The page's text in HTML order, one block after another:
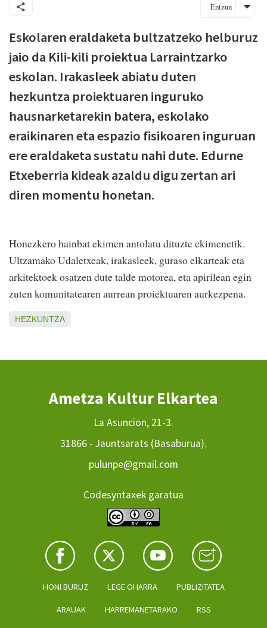
Entzun
Eskolaren eraldaketa bultzatzeko helburuz
jaio da Kili-kili proiektua Larraintzarko
eskolan. Irakasleek abiatu duten
hezkuntza proiektuaren inguruko
hausnarketarekin batera, eskolako
eraikinaren eta espazio fisikoaren inguruan
ere eraldaketa sustatu nahi dute. Edurne
Etxeberria kideak azaldu digu zertan ari
diren momentu honetan.
Honezkero hainbat ekimen antolatu dituzte ekimenetik.
Ultzamako Udaletxeak, irakasleek, guraso elkarteak eta
arkitektoek osatzen dute talde motorea, eta apirilean egin
zuten komunitatearen aurrean proiektuaren aurkezpena.
HEZKUNTZA
Ametza Kultur Elkartea
La Asuncion, 21-3.
31866 - Jauntsarats (Basaburua).
pulunpe@gmail.com
Codesyntaxek garatua
HONI BURUZ LEGE OHARRA PUBLIZITATEA
ARAUAK HARREMANETARAKO RSS